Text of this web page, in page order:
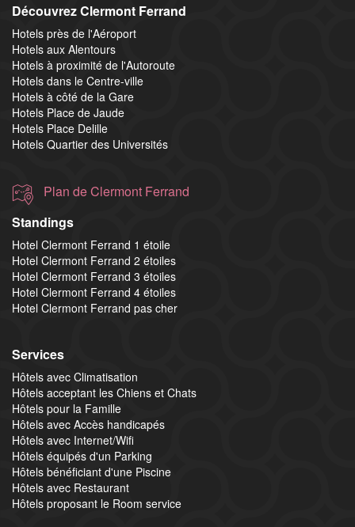
Découvrez Clermont Ferrand
Hotels près de l'Aéroport
Hotels aux Alentours
Hotels à proximité de l'Autoroute
Hotels dans le Centre-ville
Hotels à côté de la Gare
Hotels Place de Jaude
Hotels Place Delille
Hotels Quartier des Universités
Plan de Clermont Ferrand
Standings
Hotel Clermont Ferrand 1 étoile
Hotel Clermont Ferrand 2 étoiles
Hotel Clermont Ferrand 3 étoiles
Hotel Clermont Ferrand 4 étoiles
Hotel Clermont Ferrand pas cher
Services
Hôtels avec Climatisation
Hôtels acceptant les Chiens et Chats
Hôtels pour la Famille
Hôtels avec Accès handicapés
Hôtels avec Internet/Wifi
Hôtels équipés d'un Parking
Hôtels bénéficiant d'une Piscine
Hôtels avec Restaurant
Hôtels proposant le Room service